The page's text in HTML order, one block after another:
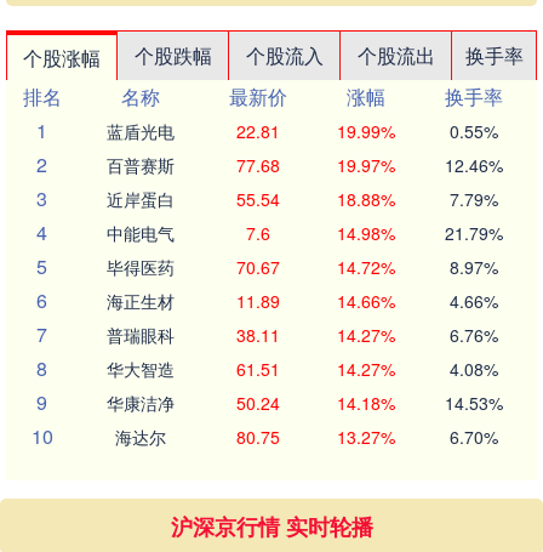
个股涨幅 个股跌幅 个股流入 个股流出
换手率
排名
名称 最新价 涨幅
换手率
1
蓝盾光电 22.81 19.99% 0.55%
2 百普赛斯 77.68 19.97% 12.46%
3 近岸蛋白 55.54 18.88% 7.79%
4 中能电气 7.6 14.98% 21.79%
5 毕得医药 70.67 14.72% 8.97%
6 海正生材 11.89 14.66% 4.66%
7 普瑞眼科 38.11 14.27% 6.76%
8 华大智造 61.51 14.27% 4.08%
9 华康洁净 50.24 14.18% 14.53%
10 海达尔 80.75 13.27% 6.70%
沪深京行情 实时轮播